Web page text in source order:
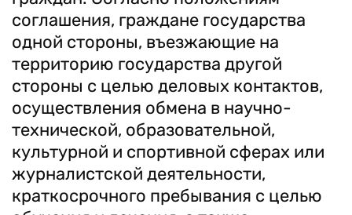
соглашения, граждане государства
одной стороны, въезжающие на
территорию государства другой
стороны с целью деловых контактов,
осуществления обмена в научно-
технической, образовательной,
культурной и спортивной сферах или
журналистской деятельности,
краткосрочного пребывания с целью